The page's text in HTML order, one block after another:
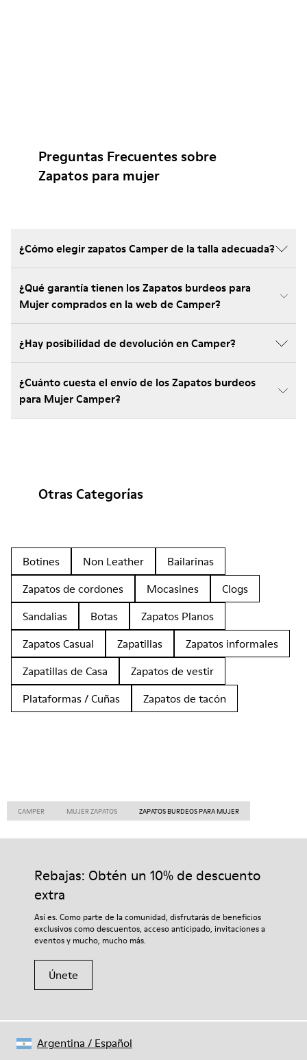
Preguntas Frecuentes sobre
Zapatos para mujer
¿Cómo elegir zapatos Camper de la talla adecuada?
¿Qué garantía tienen los Zapatos burdeos para
Mujer comprados en la web de Camper?
¿Hay posibilidad de devolución en Camper?
¿Cuánto cuesta el envío de los Zapatos burdeos
para Mujer Camper?
Otras Categorías
Botines Non Leather
Bailarinas
Zapatos de cordones
Mocasines
Clogs
Sandalias
Botas
Zapatos Planos
Zapatos Casual
Zapatillas
Zapatos informales
Zapatillas de Casa
Zapatos de vestir
Plataformas / Cuñas
Zapatos de tacón
CAMPER MUJER ZAPATOS ZAPATOS BURDEOS PARA MUJER
Rebajas: Obtén un 10% de descuento
extra
Así es. Como parte de la comunidad, disfrutarás de beneficios
exclusivos como descuentos, acceso anticipado, invitaciones a
eventos y mucho, mucho más.
Únete
Argentina / Español